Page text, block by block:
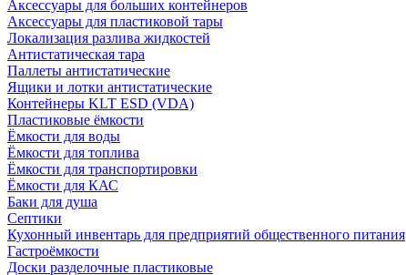
Аксессуары для больших контейнеров
Аксессуары для пластиковой тары
Локализация разлива жидкостей
Антистатическая тара
Паллеты антистатические
Ящики и лотки антистатические
Контейнеры KLT ESD (VDA)
Пластиковые ёмкости
Ёмкости для воды
Ёмкости для топлива
Ёмкости для транспортировки
Ёмкости для КАС
Баки для душа
Септики
Кухонный инвентарь для предприятий общественного питания
Гастроёмкости
Доски разделочные пластиковые